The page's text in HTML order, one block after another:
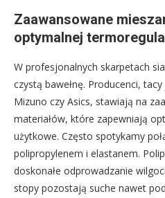
Zaawansowane
optymalnej
W profesjonalnych skarpetach
czystą bawełnę. Producenci,
Mizuno czy Asics, stawiają na
materiałów, które zapewniają
użytkowe. Często spotykamy
polipropylenem i elastanem.
doskonałe odprowadzanie
stopy pozostają suche nawet